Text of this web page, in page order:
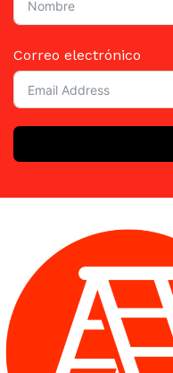
Correo electrónico